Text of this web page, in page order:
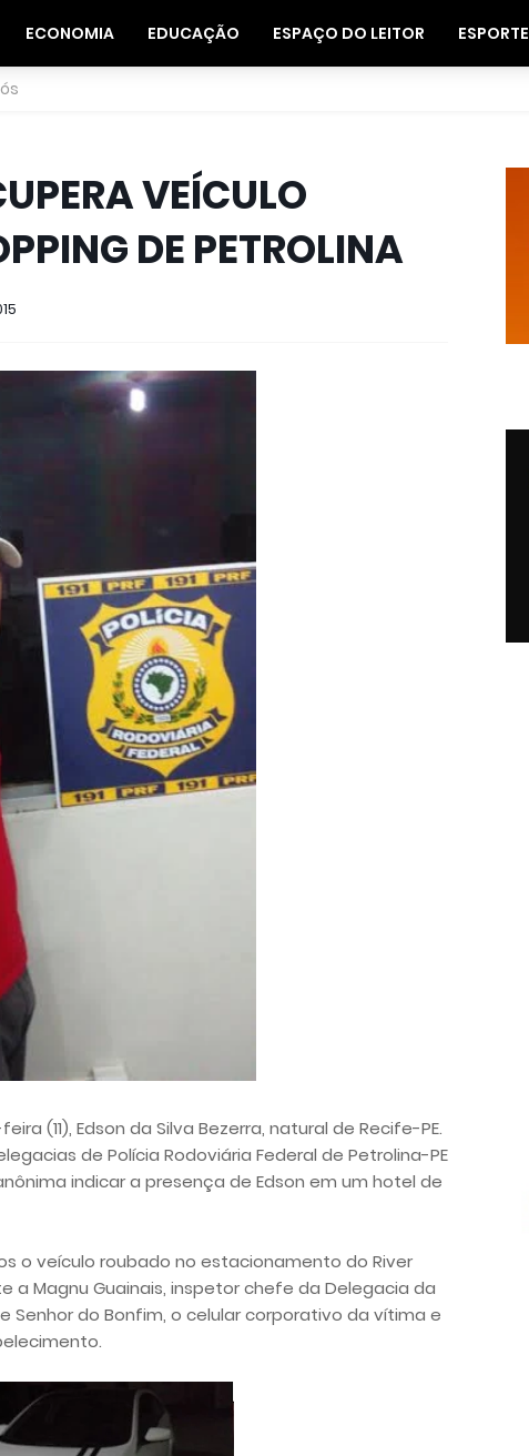
ECONOMIA EDUCAÇÃO ESPAÇO DO LEITOR ESPORTE
VEÍCULO
DE PETROLINA
(11), Edson da Silva Bezerra, natural de Recife-PE.
de Polícia Rodoviária Federal de Petrolina-PE
indicar a presença de Edson em um hotel de
o veículo roubado no estacionamento do River
a Magnu Guainais, inspetor chefe da Delegacia da
Senhor do Bonfim, o celular corporativo da vítima e